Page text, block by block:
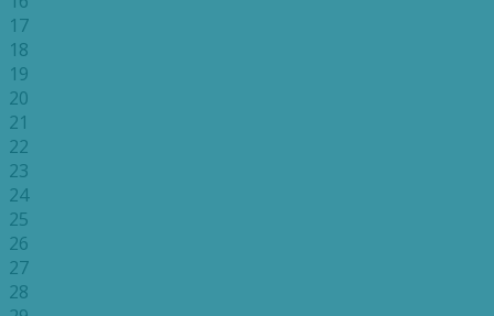
17
18
19
20
21
22
23
24
25
26
27
28